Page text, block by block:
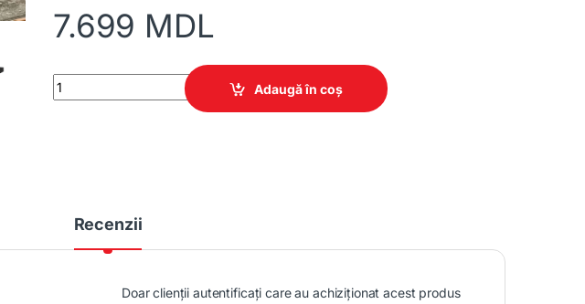
7.699 MDL
Set de dormitor Linia quantity
Adaugă în coș
Recenzii
Doar clienții autentificați care au achiziționat acest produs